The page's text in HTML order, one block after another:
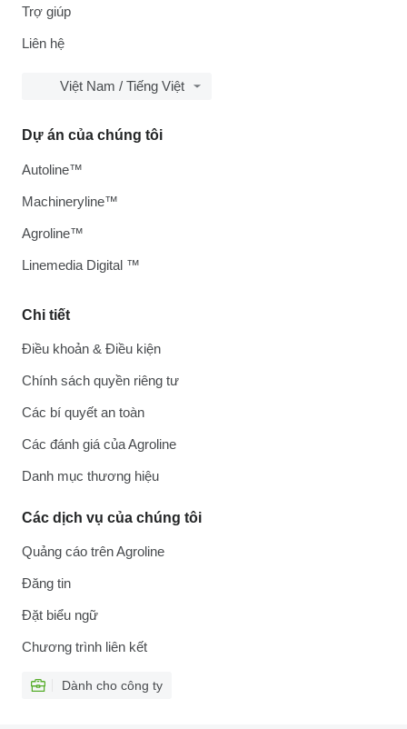
Trợ giúp
Liên hệ
Việt Nam / Tiếng Việt
Chi tiết
Điều khoản & Điều kiện
Chính sách quyền riêng tư
Các bí quyết an toàn
Các đánh giá của Agroline
Danh mục thương hiệu
Các dịch vụ của chúng tôi
Quảng cáo trên Agroline
Đăng tin
Đặt biểu ngữ
Chương trình liên kết
Dành cho công ty
Dự án của chúng tôi
Autoline™
Machineryline™
Agroline™
Linemedia Digital ™